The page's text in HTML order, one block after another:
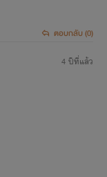
ตอบกลับ (0)
4 ปีที่แล้ว